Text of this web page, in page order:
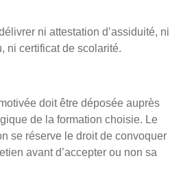
ni attestation d’assiduité, ni
ni certificat de scolarité.
doit être déposée auprès
de la formation choisie. Le
se réserve le droit de convoquer
avant d’accepter ou non sa